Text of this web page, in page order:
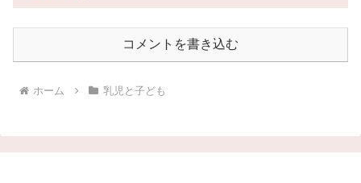
コメントを書き込む
ホーム 乳児と子ども